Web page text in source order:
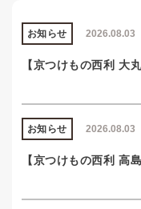
2026.08.03
お知らせ
【京つけもの西利 大
2026.08.03
お知らせ
【京つけもの西利 高